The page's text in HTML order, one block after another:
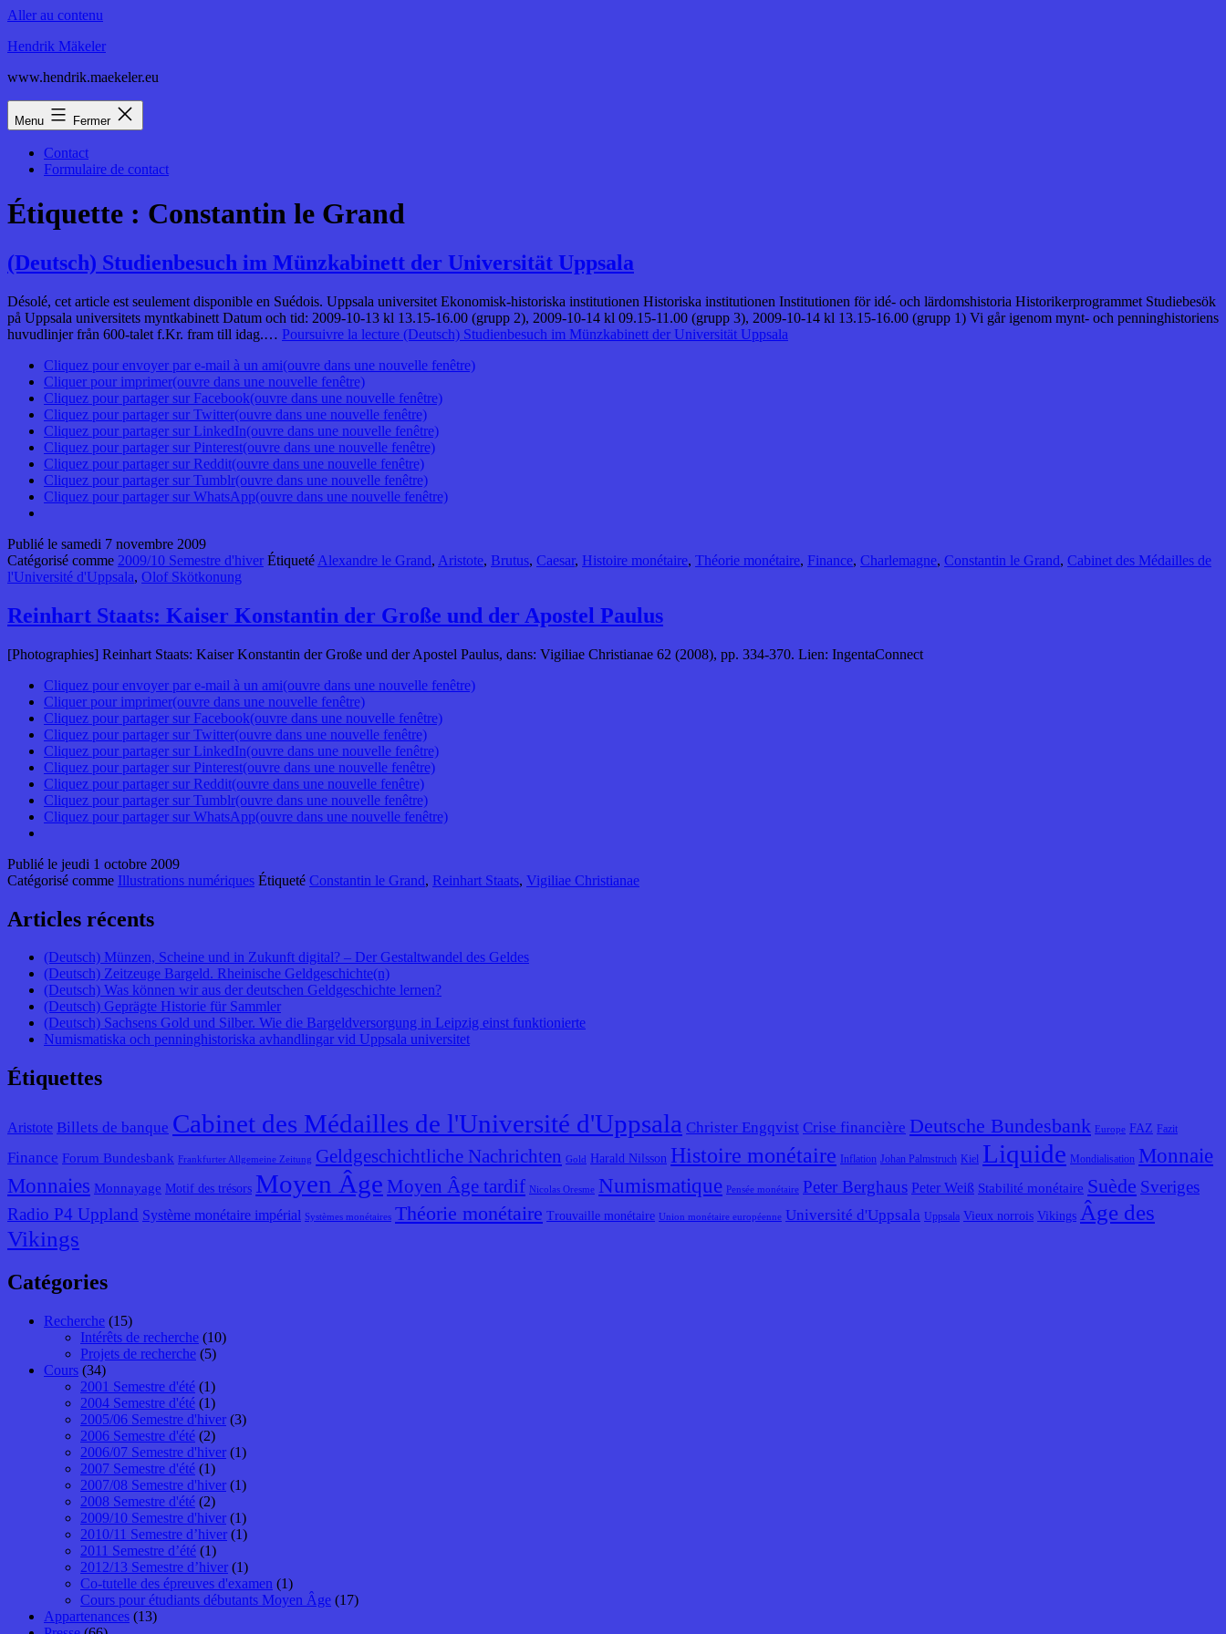
Aller au contenu
Hendrik Mäkeler
www.hendrik.maekeler.eu
Menu Fermer
Contact
Formulaire de contact
Étiquette : Constantin le Grand
(Deutsch) Studienbesuch im Münzkabinett der Universität Uppsala
Désolé, cet article est seulement disponible en Suédois. Uppsala universitet Ekonomisk-historiska institutionen Historiska institutionen Institutionen för idé- och lärdomshistoria Historikerprogrammet Studiebesök
på Uppsala universitets myntkabinett Datum och tid: 2009-10-13 kl 13.15-16.00 (grupp 2), 2009-10-14 kl 09.15-11.00 (grupp 3), 2009-10-14 kl 13.15-16.00 (grupp 1) Vi går igenom mynt- och penninghistoriens
huvudlinjer från 600-talet f.Kr. fram till idag.… Poursuivre la lecture (Deutsch) Studienbesuch im Münzkabinett der Universität Uppsala
Cliquez pour envoyer par e-mail à un ami(ouvre dans une nouvelle fenêtre)
Cliquer pour imprimer(ouvre dans une nouvelle fenêtre)
Cliquez pour partager sur Facebook(ouvre dans une nouvelle fenêtre)
Cliquez pour partager sur Twitter(ouvre dans une nouvelle fenêtre)
Cliquez pour partager sur LinkedIn(ouvre dans une nouvelle fenêtre)
Cliquez pour partager sur Pinterest(ouvre dans une nouvelle fenêtre)
Cliquez pour partager sur Reddit(ouvre dans une nouvelle fenêtre)
Cliquez pour partager sur Tumblr(ouvre dans une nouvelle fenêtre)
Cliquez pour partager sur WhatsApp(ouvre dans une nouvelle fenêtre)
Publié le samedi 7 novembre 2009
Catégorisé comme 2009/10 Semestre d'hiver Étiqueté Alexandre le Grand, Aristote, Brutus, Caesar, Histoire monétaire, Théorie monétaire, Finance, Charlemagne, Constantin le Grand, Cabinet des Médailles de
l'Université d'Uppsala, Olof Skötkonung
Reinhart Staats: Kaiser Konstantin der Große und der Apostel Paulus
[Photographies] Reinhart Staats: Kaiser Konstantin der Große und der Apostel Paulus, dans: Vigiliae Christianae 62 (2008), pp. 334-370. Lien: IngentaConnect
Cliquez pour envoyer par e-mail à un ami(ouvre dans une nouvelle fenêtre)
Cliquer pour imprimer(ouvre dans une nouvelle fenêtre)
Cliquez pour partager sur Facebook(ouvre dans une nouvelle fenêtre)
Cliquez pour partager sur Twitter(ouvre dans une nouvelle fenêtre)
Cliquez pour partager sur LinkedIn(ouvre dans une nouvelle fenêtre)
Cliquez pour partager sur Pinterest(ouvre dans une nouvelle fenêtre)
Cliquez pour partager sur Reddit(ouvre dans une nouvelle fenêtre)
Cliquez pour partager sur Tumblr(ouvre dans une nouvelle fenêtre)
Cliquez pour partager sur WhatsApp(ouvre dans une nouvelle fenêtre)
Publié le jeudi 1 octobre 2009
Catégorisé comme Illustrations numériques Étiqueté Constantin le Grand, Reinhart Staats, Vigiliae Christianae
Articles récents
(Deutsch) Münzen, Scheine und in Zukunft digital? – Der Gestaltwandel des Geldes
(Deutsch) Zeitzeuge Bargeld. Rheinische Geldgeschichte(n)
(Deutsch) Was können wir aus der deutschen Geldgeschichte lernen?
(Deutsch) Geprägte Historie für Sammler
(Deutsch) Sachsens Gold und Silber. Wie die Bargeldversorgung in Leipzig einst funktionierte
Numismatiska och penninghistoriska avhandlingar vid Uppsala universitet
Étiquettes
Aristote Billets de banque Cabinet des Médailles de l'Université d'Uppsala Christer Engqvist Crise financière Deutsche Bundesbank Europe FAZ Fazit
Finance Forum Bundesbank Frankfurter Allgemeine Zeitung Geldgeschichtliche Nachrichten Gold Harald Nilsson Histoire monétaire Inflation Johan Palmstruch Kiel Liquide Mondialisation Monnaie
Monnaies Monnayage Motif des trésors Moyen Âge Moyen Âge tardif Nicolas Oresme Numismatique Pensée monétaire Peter Berghaus Peter Weiß Stabilité monétaire Suède Sveriges
Radio P4 Uppland Système monétaire impérial Systèmes monétaires Théorie monétaire Trouvaille monétaire Union monétaire européenne Université d'Uppsala Uppsala Vieux norrois Vikings Âge des
Vikings
Catégories
Recherche (15)
Intérêts de recherche (10)
Projets de recherche (5)
Cours (34)
2001 Semestre d'été (1)
2004 Semestre d'été (1)
2005/06 Semestre d'hiver (3)
2006 Semestre d'été (2)
2006/07 Semestre d'hiver (1)
2007 Semestre d'été (1)
2007/08 Semestre d'hiver (1)
2008 Semestre d'été (2)
2009/10 Semestre d'hiver (1)
2010/11 Semestre d’hiver (1)
2011 Semestre d’été (1)
2012/13 Semestre d’hiver (1)
Co-tutelle des épreuves d'examen (1)
Cours pour étudiants débutants Moyen Âge (17)
Appartenances (13)